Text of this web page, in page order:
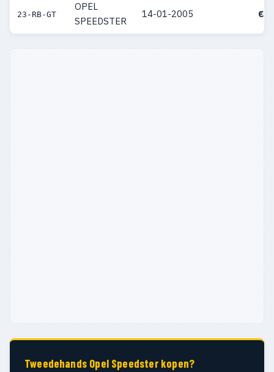
23-RB-GT
OPEL
SPEEDSTER
14-01-2005 €
Tweedehands Opel Speedster kopen?